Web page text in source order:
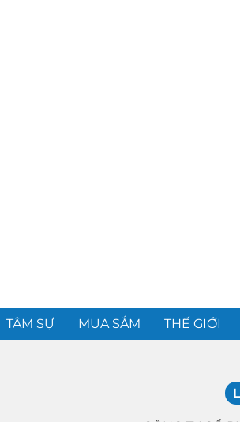
TÂM SỰ MUA SẮM THẾ GIỚI